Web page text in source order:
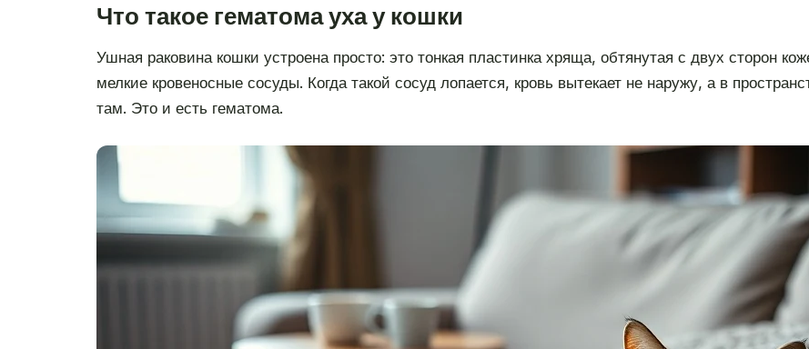
Что такое гематома уха у кошки
Ушная раковина кошки устроена просто: это тонкая пластинка хряща, обтянутая с двух сторон
мелкие кровеносные сосуды. Когда такой сосуд лопается, кровь вытекает не наружу, а в
там. Это и есть гематома.